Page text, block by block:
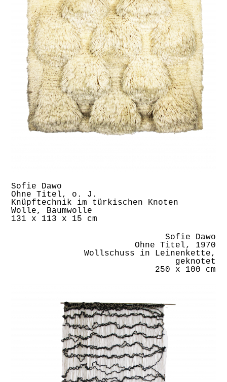
Sofie Dawo
Ohne Titel, o. J.
Knüpftechnik im türkischen Knoten
Wolle, Baumwolle
131 x 113 x 15 cm
Sofie Dawo
Ohne Titel, 1970
Wollschuss in Leinenkette,
geknotet
250 x 100 cm